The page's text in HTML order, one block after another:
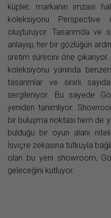
küpler; markanın imzası
koleksiyonu
oluşturuyor. Tasarımda ve
anlayışı, her bir gözlüğün
üretim sürecini öne
koleksiyonu yanında
tasarımlar ve sınırlı
sergileniyor. Bu sayede
yeniden tanımlıyor.
bir buluşma noktası hem de
bulduğu bir oyun alanı
İsviçre zekasına tutkuyla
olan bu yeni showroom,
geleceğini kutluyor.